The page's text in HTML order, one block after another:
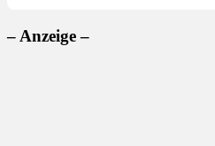
– Anzeige –